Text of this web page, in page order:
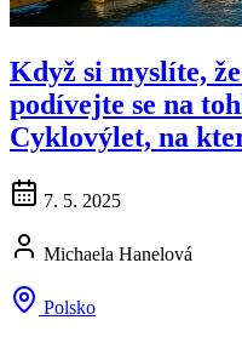
Když si myslíte,
podívejte se na
Cyklovýlet, na
7. 5. 2025
Michaela Hanelová
Polsko